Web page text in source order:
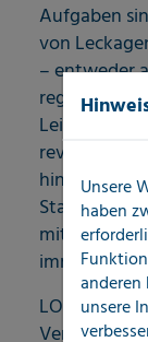
Aufgaben
von
– entweder
revolvierend
hinweg.
Stadtwerke
mit hohem
immer
LOCATEC
Versorgern
Unsere
haben
unsere